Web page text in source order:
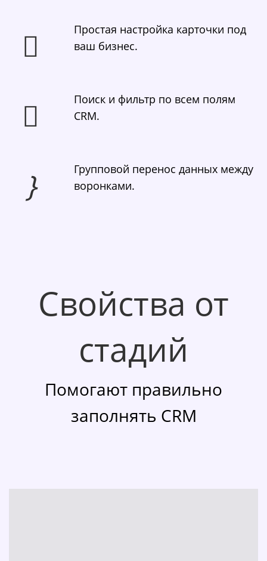
Простая настройка карточки под
ваш бизнес.
Поиск и фильтр по всем полям
CRM.
Групповой перенос данных между
воронками.
Свойства от
стадий
Помогают правильно
заполнять CRM